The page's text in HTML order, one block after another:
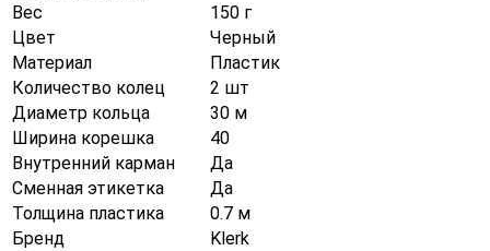
Вес
150 г
Цвет
Черный
Материал
Пластик
Количество колец
2 шт
Диаметр кольца
30 м
Ширина корешка
40
Внутренний карман
Да
Сменная этикетка
Да
Толщина пластика
0.7 м
Бренд
Klerk